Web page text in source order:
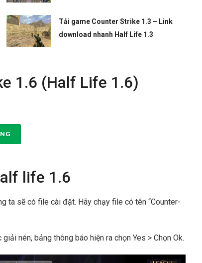
Tải game Counter Strike 1.3 – Link
download nhanh Half Life 1.3
1.6 (Half Life 1.6)
life 1.6
ta sẽ có file cài đặt. Hãy chạy file có tên “Counter-
nén, bảng thông báo hiện ra chọn Yes > Chọn Ok.